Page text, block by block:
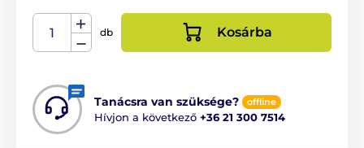
db Kosárba
Tanácsra van szüksége? offline
Hívjon a következő +36 21 300 7514